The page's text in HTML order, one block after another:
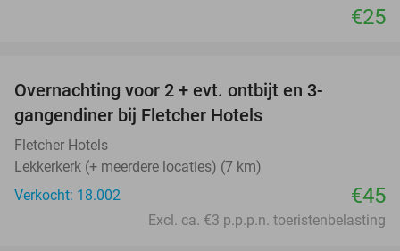
€25
Overnachting voor 2 + evt. ontbijt en 3-
gangendiner bij Fletcher Hotels
Fletcher Hotels
Lekkerkerk (+ meerdere locaties) (7 km)
Verkocht: 18.002
€45
Excl. ca. €3 p.p.p.n. toeristenbelasting